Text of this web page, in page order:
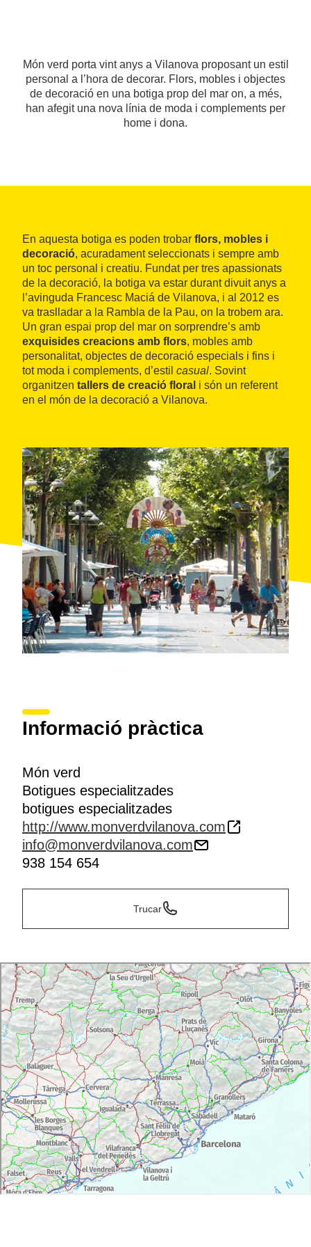
Món verd porta vint anys a Vilanova proposant un estil
personal a l’hora de decorar. Flors, mobles i objectes
de decoració en una botiga prop del mar on, a més,
han afegit una nova línia de moda i complements per
home i dona.
En aquesta botiga es poden trobar flors, mobles i
decoració, acuradament seleccionats i sempre amb
un toc personal i creatiu. Fundat per tres apassionats
de la decoració, la botiga va estar durant divuit anys a
l’avinguda Francesc Maciá de Vilanova, i al 2012 es
va traslladar a la Rambla de la Pau, on la trobem ara.
Un gran espai prop del mar on sorprendre’s amb
exquisides creacions amb flors, mobles amb
personalitat, objectes de decoració especials i fins i
tot moda i complements, d’estil casual. Sovint
organitzen tallers de creació floral i són un referent
en el món de la decoració a Vilanova.
Informació pràctica
Món verd
Botigues especialitzades
botigues especialitzades
http://www.monverdvilanova.com
info@monverdvilanova.com
938 154 654
Trucar